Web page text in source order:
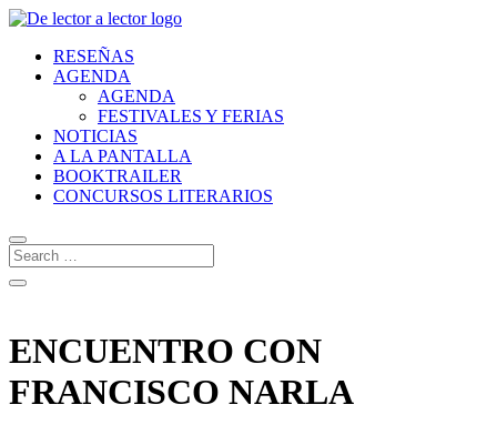
RESEÑAS
AGENDA
AGENDA
FESTIVALES Y FERIAS
NOTICIAS
A LA PANTALLA
BOOKTRAILER
CONCURSOS LITERARIOS
ENCUENTRO CON
FRANCISCO NARLA